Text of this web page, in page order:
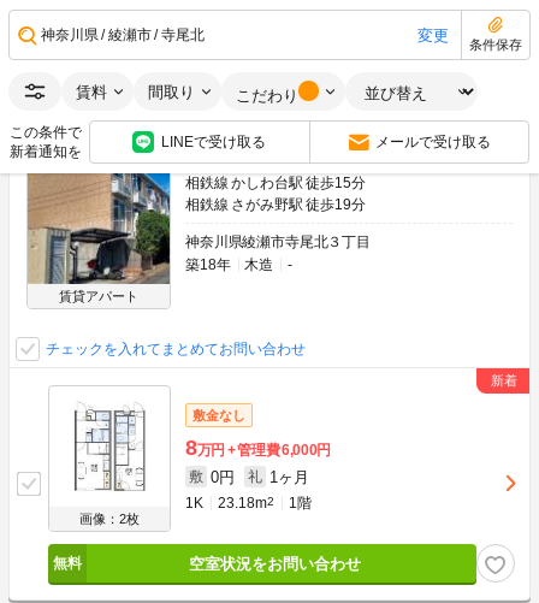
神奈川県 綾瀬市 寺尾北 変更
条件保存
賃料 間取り こだわり
この条件で
新着通知を
LINEで受け取る メールで受け取る
空室状況をお問い合わせ
賃貸アパート
相鉄線 かしわ台駅 徒歩15分
相鉄線 さがみ野駅 徒歩19分
神奈川県綾瀬市寺尾北３丁目
築18年
木造 -
チェックを入れてまとめてお問い合わせ
画像：2枚
敷金なし
8万円 管理費6,000円
敷 0円 礼 1ヶ月
1K 23.18m2 1階
空室状況をお問い合わせ